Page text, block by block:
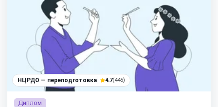
НЦРДО — переподготовка 4.7(445)
Диплом